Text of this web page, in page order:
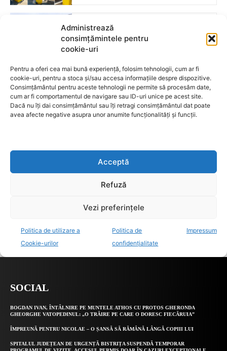
SOCIAL
BOGDAN IVAN, ÎNTÂLNIRE PE MUNTELE ATHOS CU PROTOS GHERONDA
GHEORGHE VATOPEDINUL: „O TRĂIRE PE CARE O DORESC FIECĂRUIA”
ÎMPREUNĂ PENTRU NICOLAE – O ȘANSĂ SĂ RĂMÂNĂ LÂNGĂ COPIII LUI
SPITALUL JUDEȚEAN DE URGENȚĂ BISTRIȚA SUSPENDĂ TEMPORAR